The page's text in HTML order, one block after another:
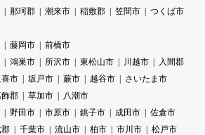
那珂郡 潮来市 稲敷郡 笠間市
つくば市
藤岡市
前橋市
鴻巣市 所沢市 東松山市 川越市
入間郡
喜市 坂戸市 蕨市 越谷市
さいたま市
郡 草加市
八潮市
野田市 市原市 銚子市 成田市
佐倉市
郡 千葉市 流山市 柏市 市川市
松戸市